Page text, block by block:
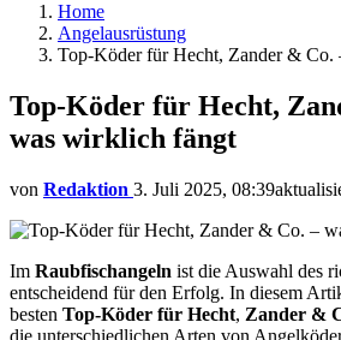
Home
Angelausrüstung
Top-Köder für Hecht, Zander &
Top-Köder für Hecht,
was wirklich fängt
von Redaktion 3. Juli 2025, 08:39
Im Raubfischangeln ist die Auswahl des
entscheidend für den Erfolg. In diesem
besten Top-Köder für Hecht, Zander &
die unterschiedlichen Arten von